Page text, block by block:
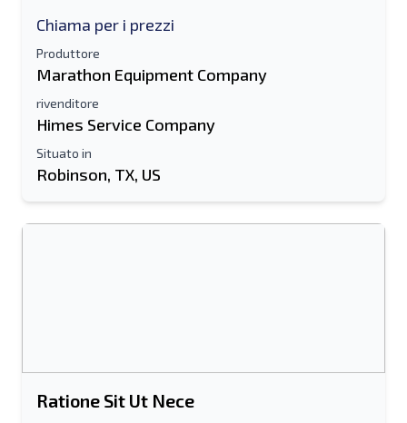
Indirizzo e-mail
Chiama per i prezzi
Produttore
Marathon Equipment Company
rivenditore
Himes Service Company
Situato in
Robinson, TX, US
Ratione Sit Ut Nece
Invia ad un amico
Il campo Indirizzo e-mail o Numero di
cellulare è obbligatorio